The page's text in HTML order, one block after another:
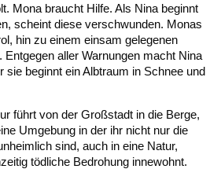
Mona braucht Hilfe. Als Nina beginnt
scheint diese verschwunden. Monas
hin zu einem einsam gelegenen
Entgegen aller Warnungen macht Nina
sie beginnt ein Albtraum in Schnee und
führt von der Großstadt in die Berge,
Umgebung in der ihr nicht nur die
sind, auch in eine Natur,
tödliche Bedrohung innewohnt.